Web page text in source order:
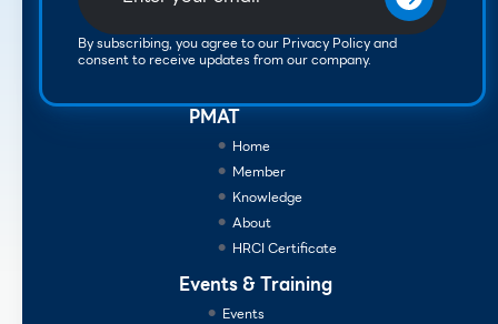
By subscribing, you agree to our Privacy Policy and
consent to receive updates from our company.
PMAT
Home
Member
Knowledge
About
HRCI Certificate
Events & Training
Events